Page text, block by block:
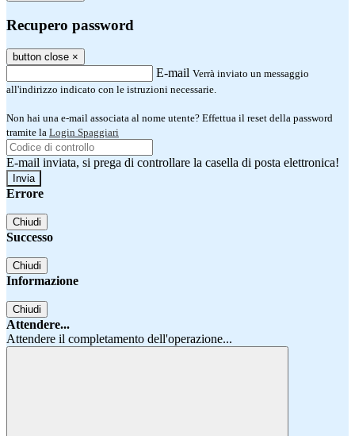
Recupero password
button close ×
E-mail Verrà inviato un messaggio
all'indirizzo indicato con le istruzioni necessarie.
Non hai una e-mail associata al nome utente? Effettua il reset della password
tramite la Login Spaggiari
E-mail inviata, si prega di controllare la casella di posta elettronica!
Errore
Chiudi
Successo
Chiudi
Informazione
Chiudi
Attendere...
Attendere il completamento dell'operazione...